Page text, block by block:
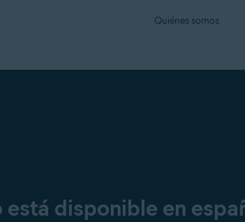
Quiénes somos
disponible en